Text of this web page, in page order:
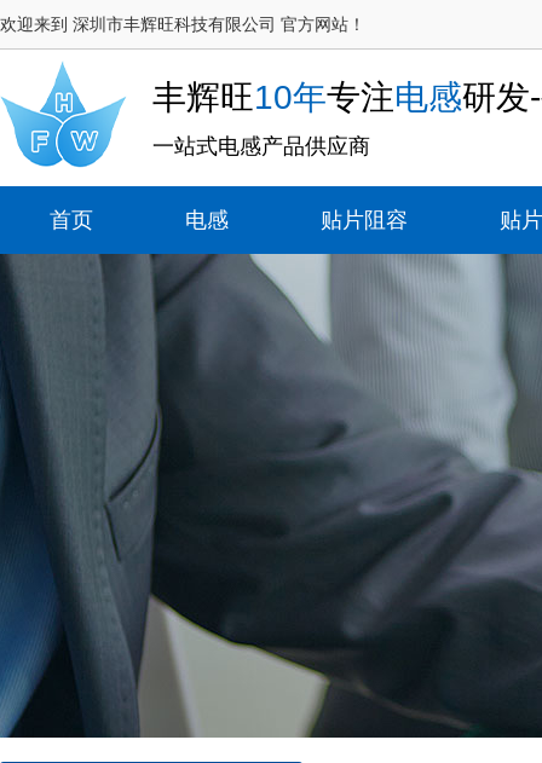
欢迎来到 深圳市丰辉旺科技有限公司 官方网站！
丰辉旺10年专注电感研发
一站式电感产品供应商
首页 电感 贴片阻容 贴